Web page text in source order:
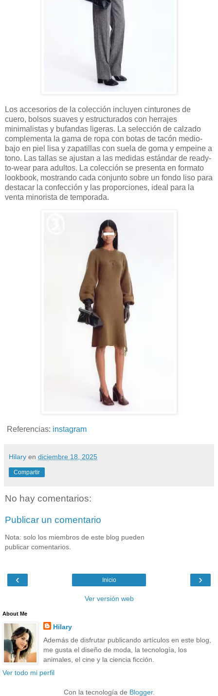
Los accesorios de la colección incluyen cinturones de
cuero, bolsos suaves y estructurados con herrajes
minimalistas y bufandas ligeras. La selección de calzado
complementa la gama de ropa con botas de tacón medio-
bajo en piel lisa y zapatillas con suela de goma y empeine a
tono. Las tallas se ajustan a las medidas estándar de ready-
to-wear para adultos. La colección se presenta en formato
lookbook, mostrando cada conjunto sobre un fondo liso para
destacar la confección y las proporciones, ideal para la
venta minorista de temporada.
Referencias: instagram
Hilary en diciembre 18, 2025
Compartir
No hay comentarios:
Publicar un comentario
Nota: solo los miembros de este blog pueden
publicar comentarios.
‹ ›
Inicio
Ver versión web
About Me
Hilary
Además de disfrutar publicando artículos en este blog,
me gusta el diseño de moda, la tecnología, los
animales, el cine y la ciencia ficción.
Ver todo mi perfil
Con la tecnología de Blogger.